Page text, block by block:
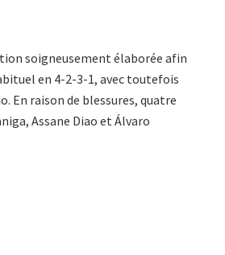
soigneusement élaborée afin
en 4-2-3-1, avec toutefois
En raison de blessures, quatre
Assane Diao et Álvaro